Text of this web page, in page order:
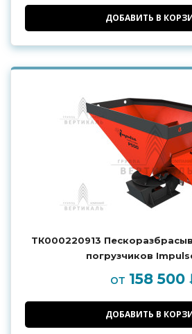
ДОБАВИТЬ В
ТК000220913
погрузчиков
от 158 500
ДОБАВИТЬ В